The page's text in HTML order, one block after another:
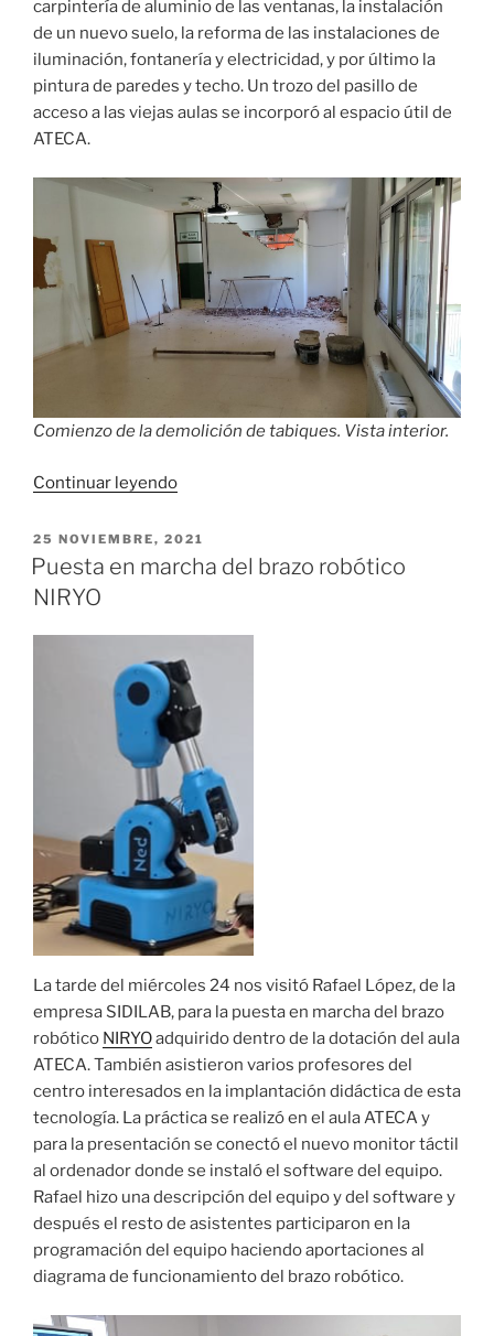
carpintería de aluminio de las ventanas, la instalación
de un nuevo suelo, la reforma de las instalaciones de
iluminación, fontanería y electricidad, y por último la
pintura de paredes y techo. Un trozo del pasillo de
acceso a las viejas aulas se incorporó al espacio útil de
ATECA.
Comienzo de la demolición de tabiques. Vista interior.
Continuar leyendo«Así
el
aula
PUBLICADO
EL
25 NOVIEMBRE, 2021
Puesta en marcha del brazo robótico
NIRYO
La tarde del miércoles 24 nos visitó Rafael López, de la
empresa SIDILAB, para la puesta en marcha del brazo
robótico NIRYOadquirido dentro de la dotación del aula
ATECA. También asistieron varios profesores del
centro interesados en la implantación didáctica de esta
tecnología. La práctica se realizó en el aula ATECA y
para la presentación se conectó el nuevo monitor táctil
al ordenador donde se instaló el software del equipo.
Rafael hizo una descripción del equipo y del software y
después el resto de asistentes participaron en la
programación del equipo haciendo aportaciones al
diagrama de funcionamiento del brazo robótico.